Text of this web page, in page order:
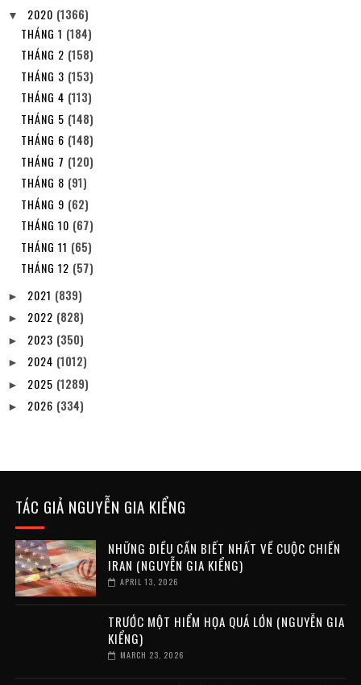
▼ 2020 (1366)
THÁNG 1 (184)
THÁNG 2 (158)
THÁNG 3 (153)
THÁNG 4 (113)
THÁNG 5 (148)
THÁNG 6 (148)
THÁNG 7 (120)
THÁNG 8 (91)
THÁNG 9 (62)
THÁNG 10 (67)
THÁNG 11 (65)
THÁNG 12 (57)
► 2021 (839)
► 2022 (828)
► 2023 (350)
► 2024 (1012)
► 2025 (1289)
► 2026 (334)
TÁC GIẢ NGUYỄN GIA KIỂNG
NHỮNG ĐIỀU CẦN BIẾT NHẤT VỀ CUỘC CHIẾN
IRAN (NGUYỄN GIA KIỂNG)
APRIL 13, 2026
TRƯỚC MỘT HIỂM HỌA QUÁ LỚN (NGUYỄN GIA
KIỂNG)
MARCH 23, 2026